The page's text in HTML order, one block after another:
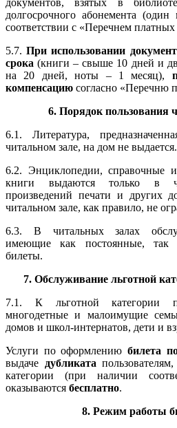
документов, взятых в
долгосрочного абонемента (один
соответствии с «Перечнем платных
5.7.При использовании
срока (книги – свыше 10 дней и
на 20 дней, ноты – 1 месяц),
компенсацию согласно «Перечню
6. Порядок пользования
6.1. Литература,
читальном зале, на дом не выдается.
6.2. Энциклопедии, справочные
книги выдаются только в
произведений печати и других
читальном зале, как правило, не
6.3. В читальных залах
имеющие как постоянные, так
билеты.
7. Обслуживание льготной
7.1. К льготной категории
многодетные и малоимущие
домов и школ-интернатов, дети и
Услуги по оформлению билета
выдаче дубликата
категории (при наличии
оказываются бесплатно.
8. Режим работы